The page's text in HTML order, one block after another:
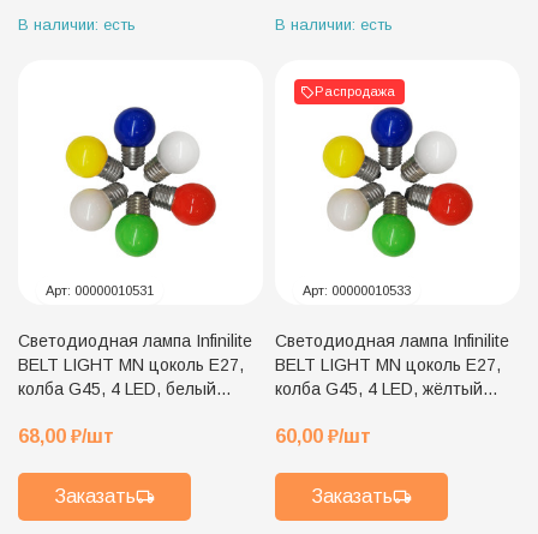
В наличии: есть В наличии: есть
Арт: 00000010531
Светодиодная лампа Infinilite
BELT LIGHT MN цоколь E27,
колба G45, 4 LED, белый
свечения
68,00 ₽/шт
Заказать
Распродажа
Арт: 00000010533
Светодиодная лампа Infinilite
BELT LIGHT MN цоколь E27,
колба G45, 4 LED, жёлтый
свечения
60,00 ₽/шт
Заказать